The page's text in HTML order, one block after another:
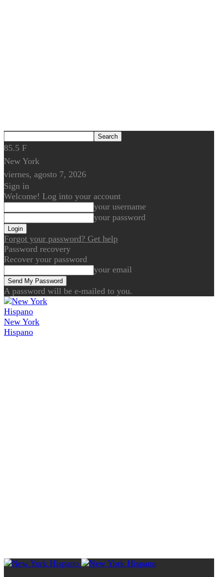
85.5 F
New York
viernes, agosto 7, 2026
Sign in
Welcome! Log into your account
your username
your password
Forgot your password? Get help
Password recovery
Recover your password
your email
A password will be e-mailed to you.
New York
Hispano